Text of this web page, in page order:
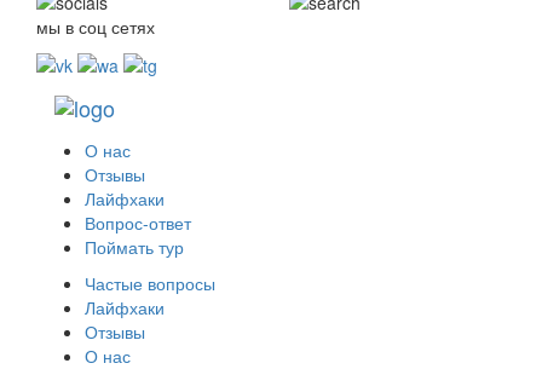
мы в соц сетях
О нас
Отзывы
Лайфхаки
Вопрос-ответ
Поймать тур
Частые вопросы
Лайфхаки
Отзывы
О нас